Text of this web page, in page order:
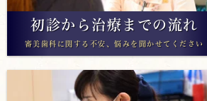
初診から治療までの流れ
審美歯科に関する不安、悩みを聞かせてください